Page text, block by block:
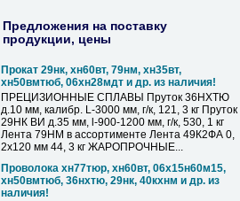
Предложения на поставку
продукции, цены
Прокат 29нк, хн60вт, 79нм, хн35вт,
хн50вмтюб, 06хн28мдт и др. из наличия!
ПРЕЦИЗИОННЫЕ СПЛАВЫ Пруток 36НХТЮ
д.10 мм, калибр. L-3000 мм, г/к, 121, 3 кг Пруток
29НК ВИ д.35 мм, l-900-1200 мм, г/к, 530, 1 кг
Лента 79НМ в ассортименте Лента 49К2ФА 0,
2х120 мм 44, 3 кг ЖАРОПРОЧНЫЕ...
Проволока хн77тюр, хн60вт, 06х15н60м15,
хн50вмтюб, 36нхтю, 29нк, 40кхнм и др. из
наличия!